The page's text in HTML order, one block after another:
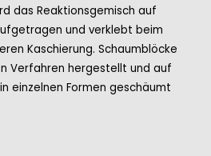
das Reaktionsgemisch auf
und verklebt beim
Kaschierung. Schaumblöcke
Verfahren hergestellt und auf
einzelnen Formen geschäumt